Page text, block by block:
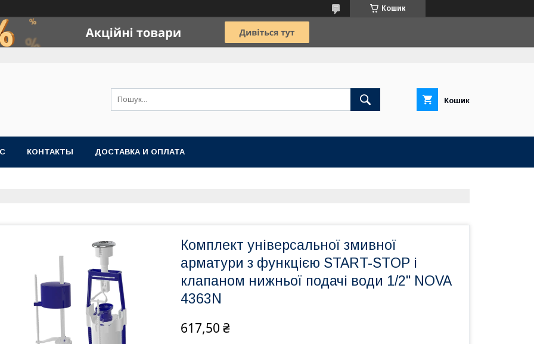
Кошик
Кошик
КОНТАКТЫ ДОСТАВКА И ОПЛАТА
Комплект універсальної змивної
арматури з функцією START-STOP і
клапаном нижньої подачі води 1/2" NOVA
4363N
617,50 ₴